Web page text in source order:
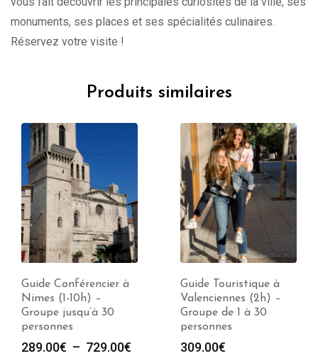
monuments, ses places et ses spécialités culinaires.
Réservez votre visite !
Produits similaires
Guide Conférencier à
Nimes (1-10h) –
Groupe jusqu’à 30
personnes
289.00€ – 729.00€
Guide Touristique à
Valenciennes (2h) –
Groupe de 1 à 30
personnes
309.00€